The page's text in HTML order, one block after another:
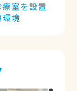
室を設置
環境